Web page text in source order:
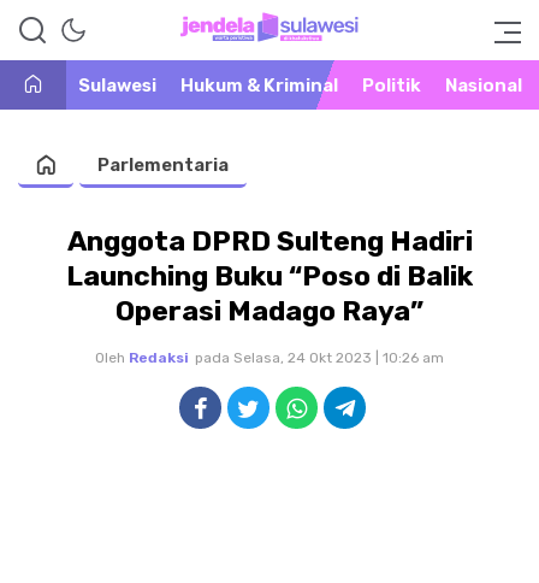
Jendela Sulawesi
Warta Peristiwa di Khatulistiwa
Sulawesi
Hukum & Kriminal Politik Nasional
Parlementaria
Anggota DPRD Sulteng Hadiri
Launching Buku “Poso di Balik
Operasi Madago Raya”
Oleh Redaksi pada Selasa, 24 Okt 2023 | 10:26 am